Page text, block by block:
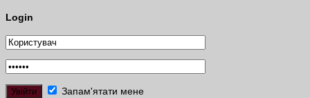
Login
Запам'ятати мене